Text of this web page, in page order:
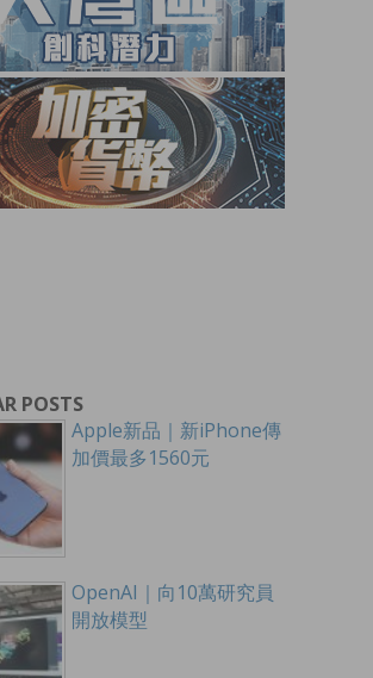
POSTS
Apple新品｜新iPhone傳
加價最多1560元
OpenAI｜向10萬研究員
開放模型